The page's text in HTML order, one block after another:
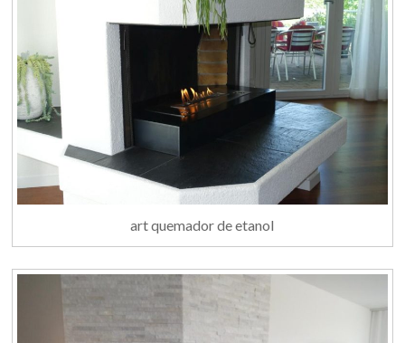
art quemador de etanol